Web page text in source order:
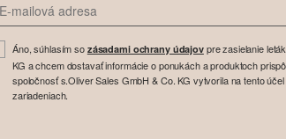
Áno, súhlasím so zásadami ochrany údajovpre zasielanie
KG a chcem dostavať informácie o ponukách a produktoch
spoločnosť s.Oliver Sales GmbH & Co. KG vytvorila na tento
zariadeniach.